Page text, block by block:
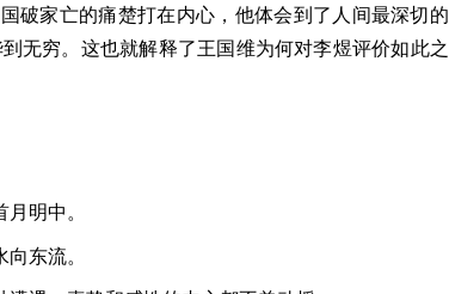
破家亡的痛楚打在内心，他体会到了人间最深切的
无穷。这也就解释了王国维为何对李煜评价如此之
明中。
东流。